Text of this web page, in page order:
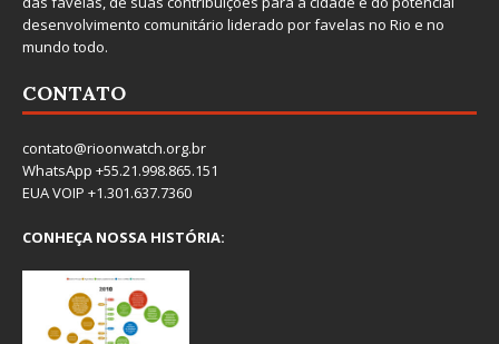
desenvolvimento comunitário liderado por favelas no Rio e no
mundo todo.
CONTATO
contato@rioonwatch.org.br
WhatsApp +55.21.998.865.151
EUA VOIP +1.301.637.7360
CONHEÇA NOSSA HISTÓRIA: